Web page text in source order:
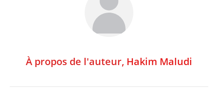
À propos de l'auteur, Hakim Maludi